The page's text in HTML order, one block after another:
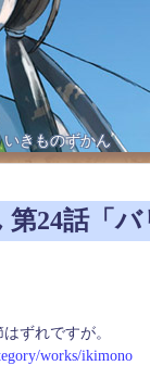
いきものずかん
24話「
ずれですが。
works/ikimono